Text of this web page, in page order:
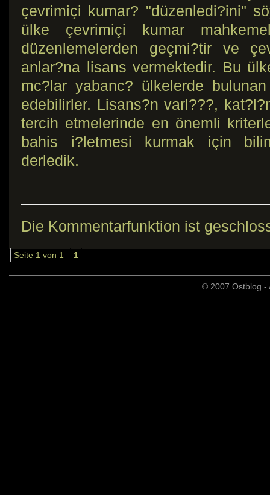
çevrimiçi kumar? "düzenledi?ini"
ülke çevrimiçi kumar
düzenlemelerden geçmi?tir ve
anlar?na lisans vermektedir. Bu
mc?lar yabanc? ülkelerde
edebilirler. Lisans?n varl???,
tercih etmelerinde en önemli
bahis i?letmesi kurmak için
derledik.
Die Kommentarfunktion ist
Seite 1 von 1 1
© 2007 Ostblog -